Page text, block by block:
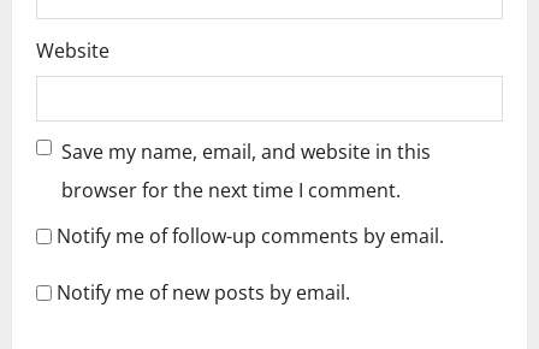
Website
Save my name, email, and website in this
browser for the next time I comment.
Notify me of follow-up comments by email.
Notify me of new posts by email.